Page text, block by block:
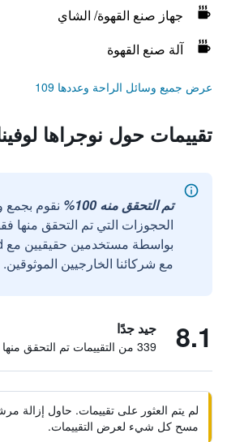
جهاز صنع القهوة/ الشاي
آلة صنع القهوة
عرض جميع وسائل الراحة وعددها 109
تقييمات حول نوجراها
تم التحقق منه 100%
نقوم
الحجوزات التي تم التحقق منها
مع شركائنا الخارجيين الموثوقين.
8.1 جيد جدًا
339 من التقييمات تم التحقق منها
لم يتم العثور على تقييمات. حاول إزالة
مسح كل شيء لعرض التقييمات.